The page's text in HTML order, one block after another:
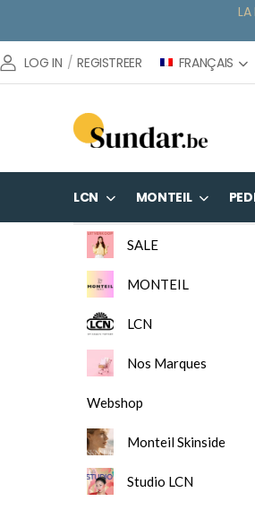
LA
LOG IN / REGISTREER FRANÇAIS
LCN MONTEIL
SALE
MONTEIL
LCN
Nos Marques
Webshop
Monteil Skinside
Studio LCN